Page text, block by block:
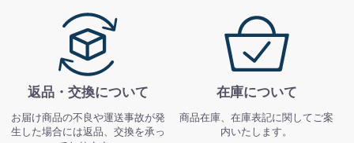
返品・交換について
お届け商品の不良や運送事故が発
生した場合には返品、交換を承っ
在庫について
商品在庫、在庫表記に関してご案
内いたします。